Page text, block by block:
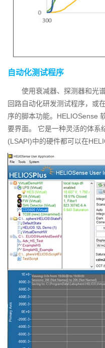
自动化测试程序
使用衰减器、探测器和光
回路自动化研发测试程序，或
序的脚本功能。HELIOSense
要界面。 它是一种灵活的体系
(LSAPI)中的硬件都可以在